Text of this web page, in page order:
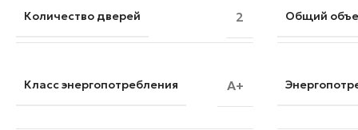
Количество дверей 2 Общий
Класс энергопотребления A+